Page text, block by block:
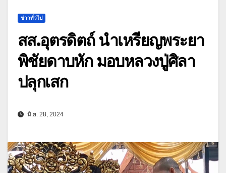
ข่าวทั่วไป
สส.อุตรดิตถ์ นำเหรียญพระยา
พิชัยดาบหัก มอบหลวงปู่ศิลา
ปลุกเสก
มิ.ย. 28, 2024